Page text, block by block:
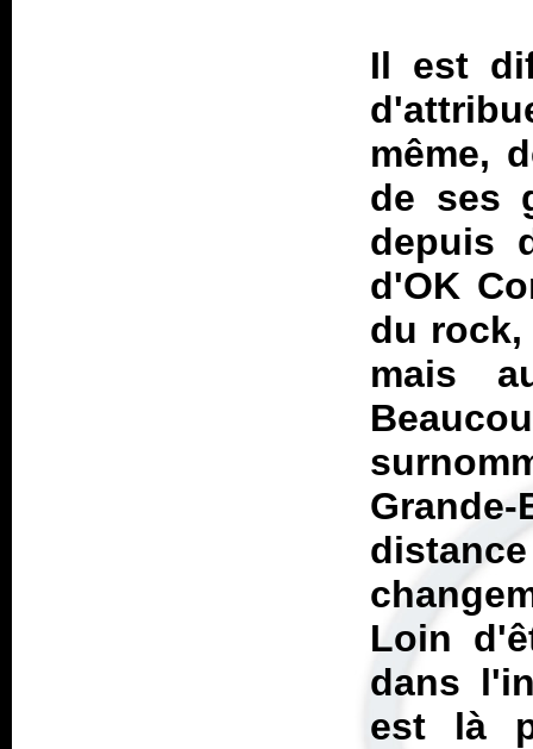
Il est
même,
de ses
depuis
d'OK
du
mais
Loin
dans
est là